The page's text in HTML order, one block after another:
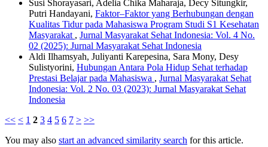
Susi Shorayasari, Adelia Chika Maharaja, Decy Situngkir,
Putri Handayani, Faktor–Faktor yang Berhubungan dengan
Kualitas Tidur pada Mahasiswa Program Studi S1 Kesehatan
Masyarakat , Jurnal Masyarakat Sehat Indonesia: Vol. 4 No.
02 (2025): Jurnal Masyarakat Sehat Indonesia
Aldi Ilhamsyah, Juliyanti Karepesina, Sara Mony, Desy
Sulistyorini, Hubungan Antara Pola Hidup Sehat terhadap
Prestasi Belajar pada Mahasiswa , Jurnal Masyarakat Sehat
Indonesia: Vol. 2 No. 03 (2023): Jurnal Masyarakat Sehat
Indonesia
<< < 1 2 3 4 5 6 7 > >>
You may also start an advanced similarity search for this article.